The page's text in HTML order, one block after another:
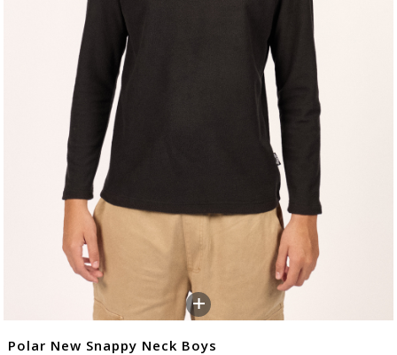
+
Polar New Snappy Neck Boys